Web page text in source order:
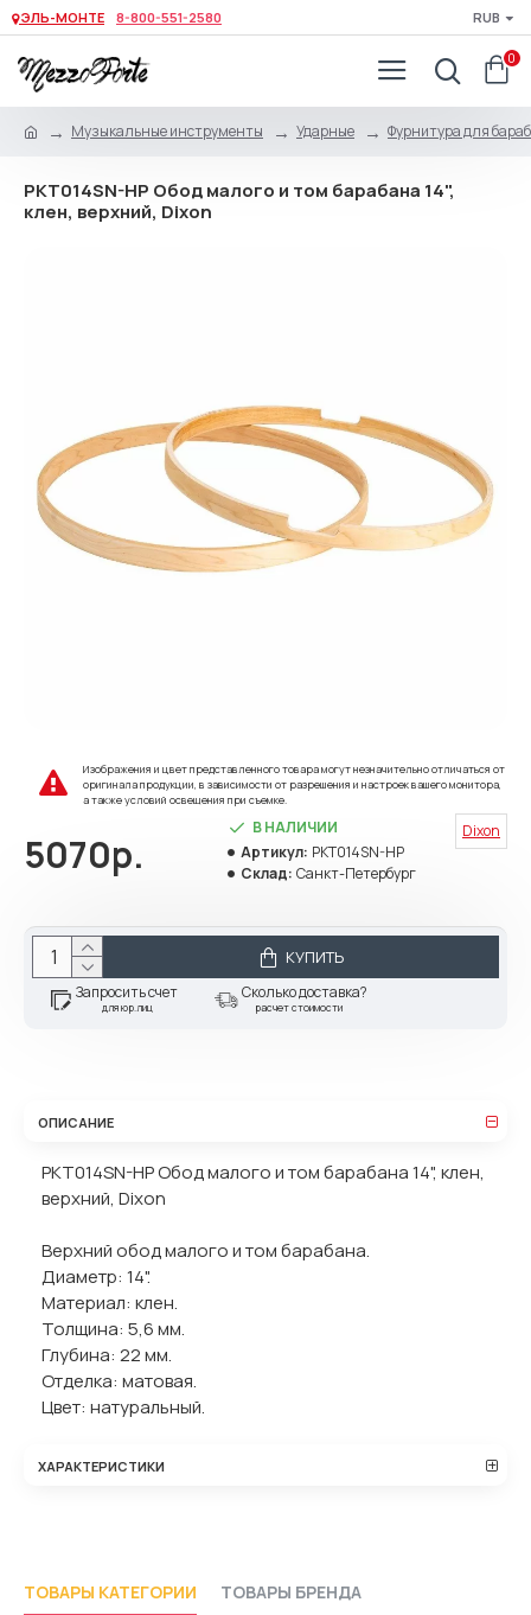
ЭЛЬ-МОНТЕ 8-800-551-2580 RUB
0
Музыкальные инструменты Ударные Фурнитура для
PKT014SN-HP Обод малого и том барабана 14",
клен, верхний, Dixon
Изображения и цвет представленного товара могут незначительно отличаться от
оригинала продукции, в зависимости от разрешения и настроек вашего монитора,
а также условий освещения при съемке.
5070р.
В НАЛИЧИИ
Артикул: PKT014SN-HP
Склад: Санкт-Петербург
Dixon
КУПИТЬ
Запросить счет
для юр.лиц
Сколько доставка?
расчет стоимости
ОПИСАНИЕ
PKT014SN-HP Обод малого и том барабана 14", клен,
верхний, Dixon
Верхний обод малого и том барабана.
Диаметр: 14".
Материал: клен.
Толщина: 5,6 мм.
Глубина: 22 мм.
Отделка: матовая.
Цвет: натуральный.
ХАРАКТЕРИСТИКИ
ТОВАРЫ КАТЕГОРИИ ТОВАРЫ БРЕНДА